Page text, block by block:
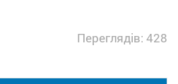
Переглядів: 428